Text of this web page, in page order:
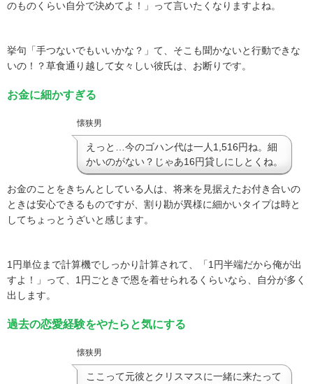
のものくらい自分で決めてよ！」って言いたくなりますよね。
挙句「手つないでもいいかな？」て、そこも聞かないと行動できな
いの！？草食通り越して女々しい彼氏は、お断りです。
お金に細かすぎる
懐狭男
えっと…今のゴハン代は一人1,516円ね。細
かいのがない？じゃあ16円貸しにしとくね。
お金のことをきちんとしている人は、将来を見据えたお付き合いの
ときは安心できるものですが、 割り勘が異様に細かいタイプは時と
してちょっとうざいと感じます。
1 円単位まで計算機でしっかり計算されて、「1 円半端だから俺が出
すよ！」って、 1 円ごときで恩を着せられるくらいなら、自分が多く
出します。
過去の恋愛経験をやたらと気にする
懐狭男
ここって元彼とクリスマスに一緒に来たって